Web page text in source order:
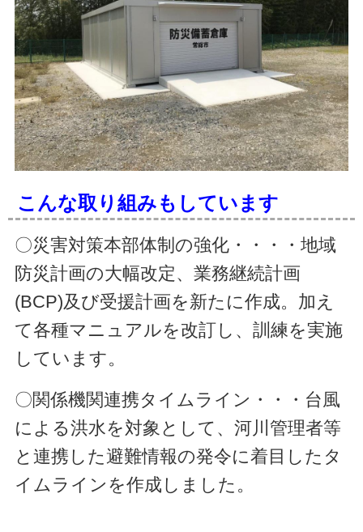
こんな取り組みもしています
〇災害対策本部体制の強化・・・・地域
防災計画の大幅改定、業務継続計画
(BCP)及び受援計画を新たに作成。加え
て各種マニュアルを改訂し、訓練を実施
しています。
〇関係機関連携タイムライン・・・台風
による洪水を対象として、河川管理者等
と連携した避難情報の発令に着目したタ
イムラインを作成しました。